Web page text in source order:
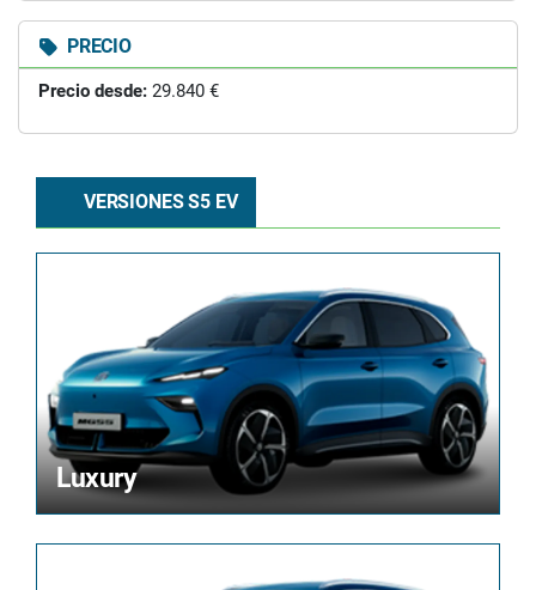
PRECIO
Precio desde: 29.840 €
VERSIONES S5 EV
Luxury